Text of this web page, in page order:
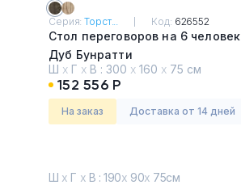
Серия:Торст... Код: 626552
Стол переговоров на 6 человек
Дуб Бунратти
Ш х Г х В : 300 х 160 х 75 см
152 556 Р
На заказ Доставка от 14 дней
Ш х Г х В : 190х 90х 75см